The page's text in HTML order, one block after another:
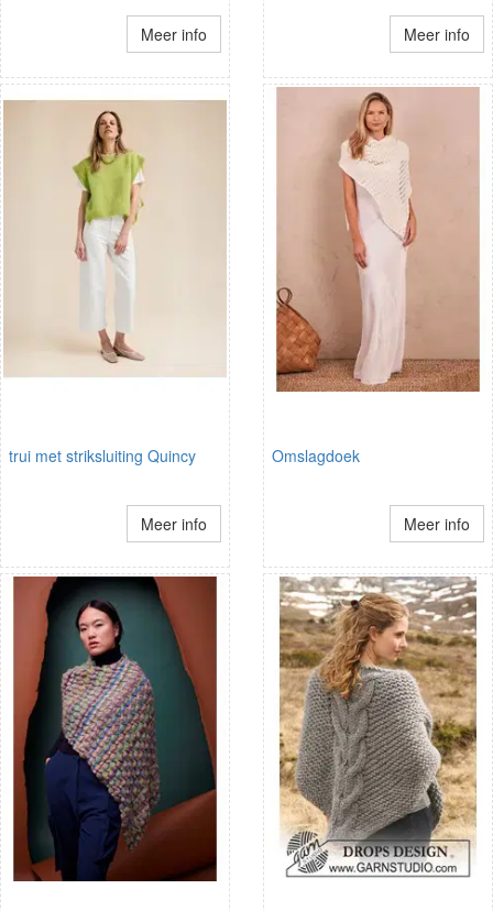
Meer info Meer info
trui met striksluiting Quincy
Meer info
Omslagdoek
Meer info